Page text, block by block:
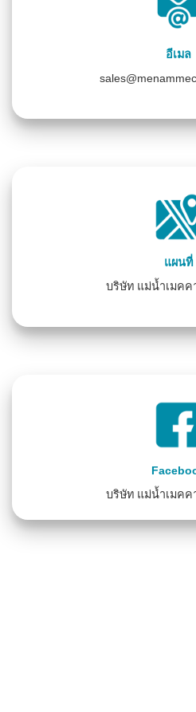
อีเมล
แผนที่
บริษัท แม่น้ำเมคค
บริษัท แม่น้ำเมคค